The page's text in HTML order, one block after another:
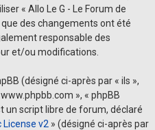
« Allo Le G - Le Forum de
des changements ont été
responsable des
et/ou modifications.
(désigné ci-après par « ils »,
www.phpbb.com », « phpBB
un script libre de forum, déclaré
License v2 » (désigné ci-après par